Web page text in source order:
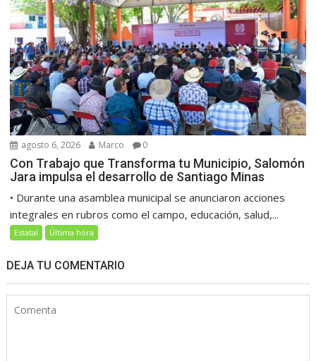
agosto 6, 2026 Marco 0
Con Trabajo que Transforma tu Municipio, Salomón
Jara impulsa el desarrollo de Santiago Minas
• Durante una asamblea municipal se anunciaron acciones
integrales en rubros como el campo, educación, salud,...
Estatal Última hora
DEJA TU COMENTARIO